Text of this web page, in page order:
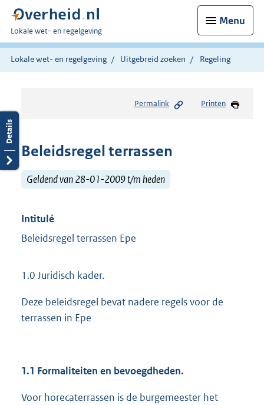
Menu
U
bent
hier:
Lokale wet- en regelgeving
Lokale wet- en regelgeving Uitgebreid zoeken Regeling
Permalink Printen
Beleidsregel terrassen
Geldend van 28-01-2009 t/m heden
Intitulé
Beleidsregel terrassen Epe
1.0 Juridisch kader.
Deze beleidsregel bevat nadere regels voor de
terrassen in Epe
1.1 Formaliteiten en bevoegdheden.
Voor horecaterrassen is de burgemeester het